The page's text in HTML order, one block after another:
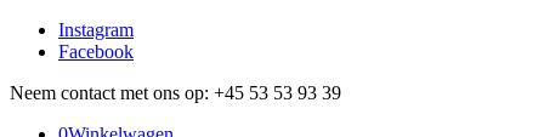
Instagram
Facebook
Neem contact met ons op: +45 53 53 93 39